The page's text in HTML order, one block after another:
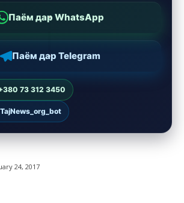
Паём дар WhatsApp
Паём дар Telegram
73 312 3450
24, 2017